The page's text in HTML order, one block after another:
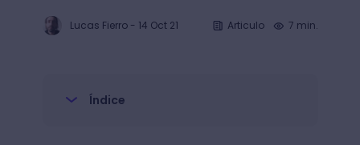
Lucas Fierro- 14 Oct 21 Articulo 7 min.
Índice